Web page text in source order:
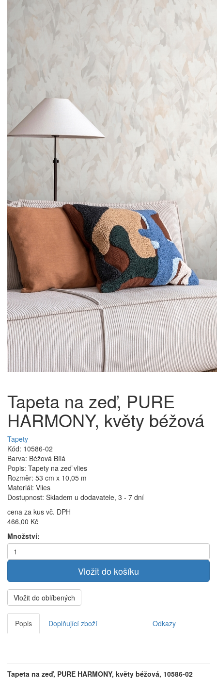
Tapeta na zeď, PURE
HARMONY, květy béžová
Tapety
Kód: 10586-02
Barva: Béžová Bílá
Popis: Tapety na zeď vlies
Rozměr: 53 cm x 10,05 m
Materiál: Vlies
Dostupnost: Skladem u dodavatele, 3 - 7 dní
cena za kus vč. DPH
466,00 Kč
Množství:
Vložit do oblíbených
Popis Doplňující zboží Odkazy
Tapeta na zeď, PURE HARMONY, květy béžová, 10586-02